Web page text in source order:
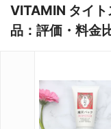
VITAMIN タイ
品：評価・料金